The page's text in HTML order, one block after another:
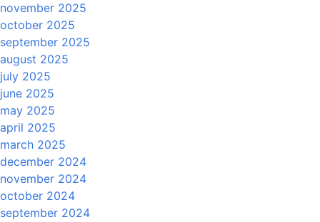
november 2025
october 2025
september 2025
august 2025
july 2025
june 2025
may 2025
april 2025
march 2025
december 2024
november 2024
october 2024
september 2024